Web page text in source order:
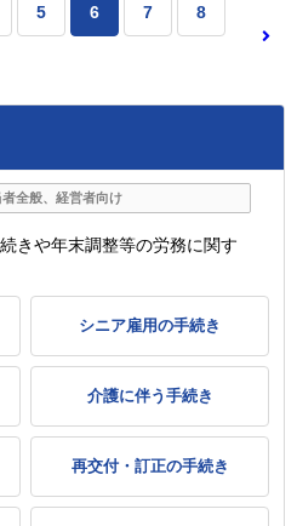
5 6 7 8
者全般、経営者向け
きや年末調整等の労務に関す
シニア雇用の手続き
介護に伴う手続き
再交付・訂正の手続き